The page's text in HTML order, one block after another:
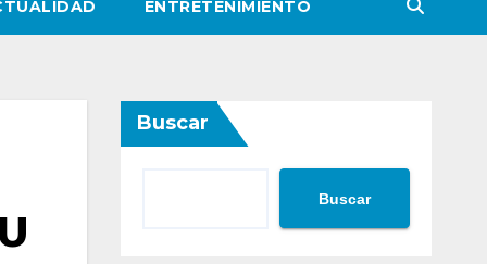
ENTRETENIMIENTO
Buscar
Buscar